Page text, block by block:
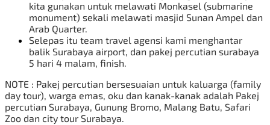
kita gunakan untuk melawati Monkasel (submarine
monument) sekali melawati masjid Sunan Ampel dan
Arab Quarter.
Selepas itu team travel agensi kami menghantar
balik Surabaya airport, dan pakej percutian surabaya
5 hari 4 malam, finish.
NOTE : Pakej percutian bersesuaian untuk kaluarga (family
day tour), warga emas, oku dan kanak-kanak adalah Pakej
percutian Surabaya, Gunung Bromo, Malang Batu, Safari
Zoo dan city tour Surabaya.